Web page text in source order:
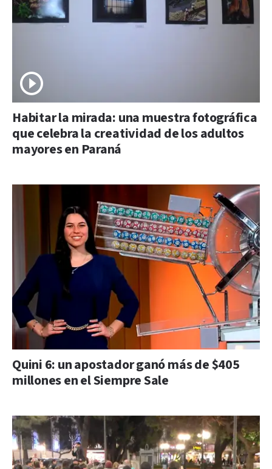
Habitar la mirada: una muestra fotográfica
que celebra la creatividad de los adultos
mayores en Paraná
Quini 6: un apostador ganó más de $405
millones en el Siempre Sale